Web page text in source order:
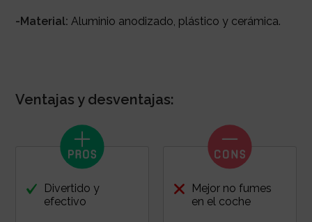
-Material: Aluminio anodizado, plástico y cerámica.
Ventajas y desventajas:
Divertido y
efectivo
Mejor no fumes
en el coche